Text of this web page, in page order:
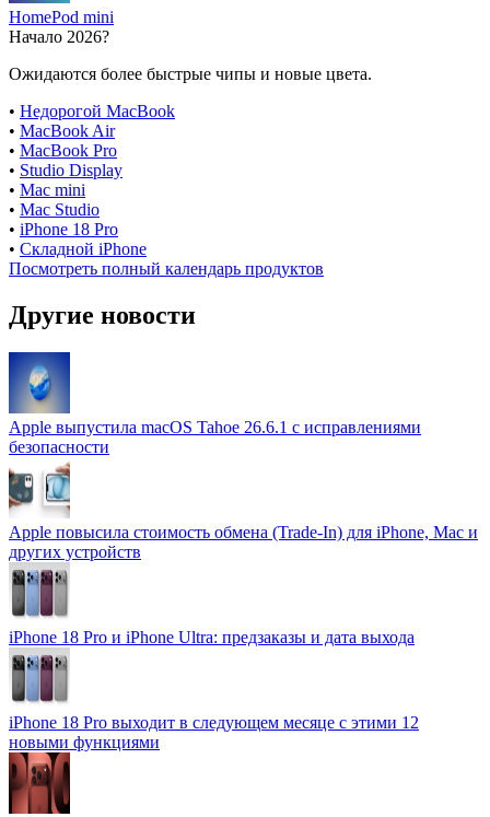
HomePod mini
Начало 2026?
Ожидаются более быстрые чипы и новые цвета.
• Недорогой MacBook
• MacBook Air
• MacBook Pro
• Studio Display
• Mac mini
• Mac Studio
• iPhone 18 Pro
• Складной iPhone
Посмотреть полный календарь продуктов
Другие новости
Apple выпустила macOS Tahoe 26.6.1 с исправлениями
безопасности
Apple повысила стоимость обмена (Trade-In) для iPhone, Mac и
других устройств
iPhone 18 Pro и iPhone Ultra: предзаказы и дата выхода
iPhone 18 Pro выходит в следующем месяце с этими 12
новыми функциями